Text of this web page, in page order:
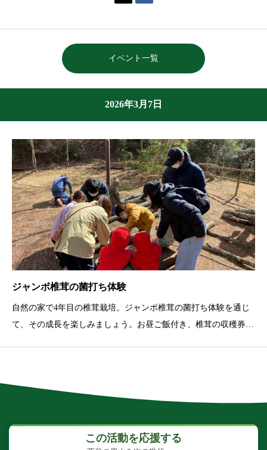
イベント一覧
2026年3月7日
ジャンボ椎茸の菌打ち体験
自然の家で4年目の椎茸栽培。ジャンボ椎茸の菌打ち体験を通じ
て、その成長を楽しみましょう。お昼ご飯付き、椎茸の収穫券付
この活動を応援する